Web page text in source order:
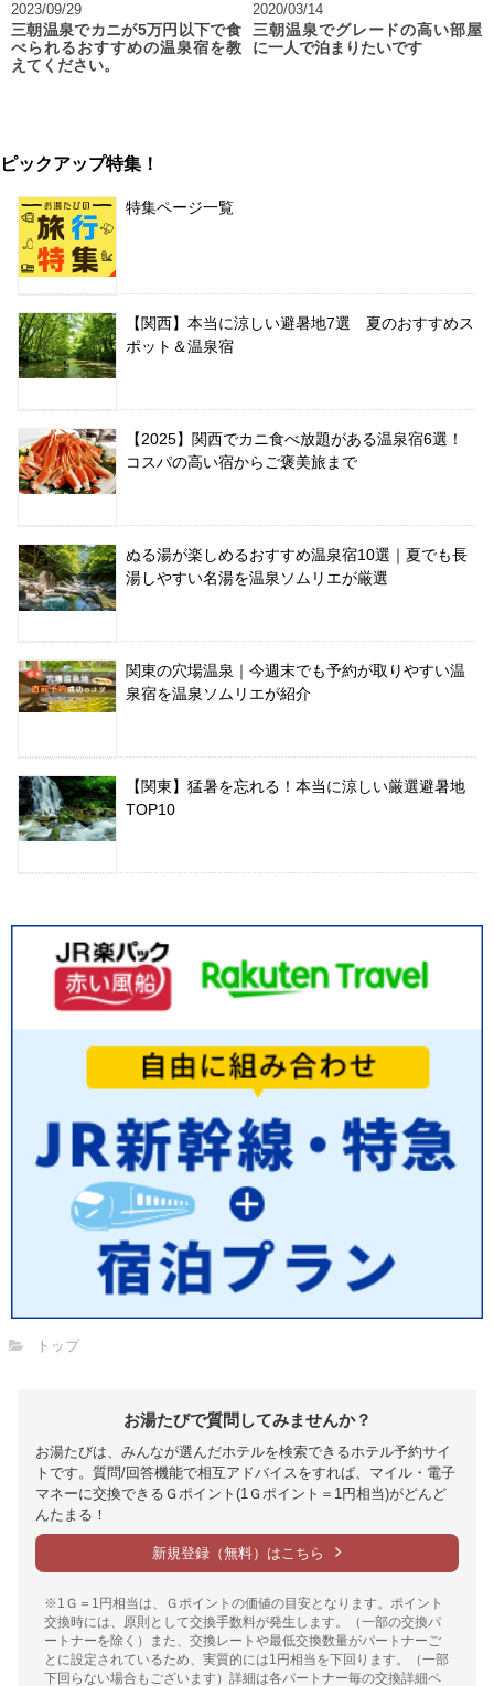
2023/09/29
三朝温泉でカニが5万円以下で食
べられるおすすめの温泉宿を教
えてください。
2020/03/14
三朝温泉でグレードの高い部屋
に一人で泊まりたいです
ピックアップ特集！
特集ページ一覧
【関西】本当に涼しい避暑地7選 夏のおすすめス
ポット＆温泉宿
【2025】関西でカニ食べ放題がある温泉宿6選！
コスパの高い宿からご褒美旅まで
ぬる湯が楽しめるおすすめ温泉宿10選｜夏でも長
湯しやすい名湯を温泉ソムリエが厳選
関東の穴場温泉｜今週末でも予約が取りやすい温
泉宿を温泉ソムリエが紹介
【関東】猛暑を忘れる！本当に涼しい厳選避暑地
TOP10
トップ
お湯たびで質問してみませんか？
お湯たびは、みんなが選んだホテルを検索できるホテル予約サイ
トです。質問/回答機能で相互アドバイスをすれば、マイル・電子
マネーに交換できるＧポイント(1Ｇポイント＝1円相当)がどんど
んたまる！
新規登録（無料）はこちら
※1Ｇ＝1円相当は、Ｇポイントの価値の目安となります。ポイント
交換時には、原則として交換手数料が発生します。（一部の交換パ
ートナーを除く）また、交換レートや最低交換数量がパートナーご
とに設定されているため、実質的には1円相当を下回ります。（一部
下回らない場合もございます）詳細は各パートナー毎の交換詳細ペ